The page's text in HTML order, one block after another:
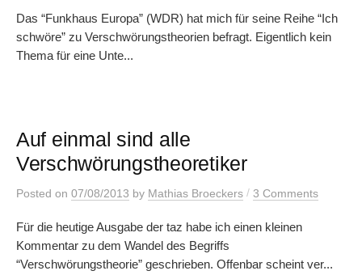
Das “Funkhaus Europa” (WDR) hat mich für seine Reihe “Ich
schwöre” zu Verschwörungstheorien befragt. Eigentlich kein
Thema für eine Unte...
Auf einmal sind alle
Verschwörungstheoretiker
Posted on 07/08/2013 by Mathias Broeckers / 3 Comments
Für die heutige Ausgabe der taz habe ich einen kleinen
Kommentar zu dem Wandel des Begriffs
“Verschwörungstheorie” geschrieben. Offenbar scheint ver...